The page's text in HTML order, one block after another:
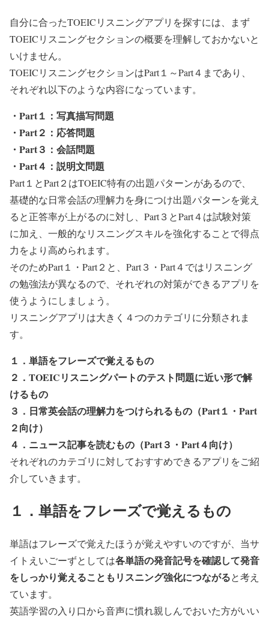
自分に合ったTOEICリスニングアプリを探すには、まず
TOEICリスニングセクションの概要を理解しておかないと
いけません。
TOEICリスニングセクションはPart１～Part４まであり、
それぞれ以下のような内容になっています。
・Part１：写真描写問題
・Part２：応答問題
・Part３：会話問題
・Part４：説明文問題
Part１とPart２はTOEIC特有の出題パターンがあるので、
基礎的な日常会話の理解力を身につけ出題パターンを覚え
ると正答率が上がるのに対し、Part３とPart４は試験対策
に加え、一般的なリスニングスキルを強化することで得点
力をより高められます。
そのためPart１・Part２と、Part３・Part４ではリスニング
の勉強法が異なるので、それぞれの対策ができるアプリを
使うようにしましょう。
リスニングアプリは大きく４つのカテゴリに分類されま
す。
１．単語をフレーズで覚えるもの
２．TOEICリスニングパートのテスト問題に近い形で解
けるもの
３．日常英会話の理解力をつけられるもの（Part１・Part
２向け）
４．ニュース記事を読むもの（Part３・Part４向け）
それぞれのカテゴリに対しておすすめできるアプリをご紹
介していきます。
１．単語をフレーズで覚えるもの
単語はフレーズで覚えたほうが覚えやすいのですが、当サ
イトえいごーずとしては各単語の発音記号を確認して発音
をしっかり覚えることもリスニング強化につながると考え
ています。
英語学習の入り口から音声に慣れ親しんでおいた方がいい